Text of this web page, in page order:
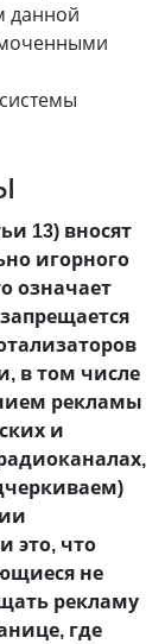
данной
13) вносят
игорного
означает
в том числе
рекламы
и
это, что
не
рекламу
где